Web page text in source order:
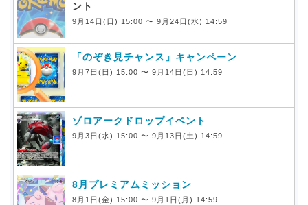
ント
9月14日(日) 15:00 〜 9月24日(水) 14:59
「のぞき見チャンス」キャンペーン
9月7日(日) 15:00 〜 9月14日(日) 14:59
ゾロアークドロップイベント
9月3日(水) 15:00 〜 9月13日(土) 14:59
8月プレミアムミッション
8月1日(金) 15:00 〜 9月1日(月) 14:59